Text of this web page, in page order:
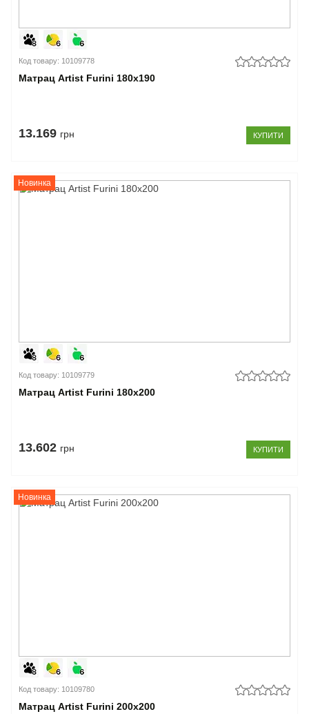
Код товару: 10109778
Матрац Artist Furini 180x190
13.169 грн КУПИТИ
Новинка
Код товару: 10109779
Матрац Artist Furini 180x200
13.602 грн КУПИТИ
Новинка
Код товару: 10109780
Матрац Artist Furini 200x200